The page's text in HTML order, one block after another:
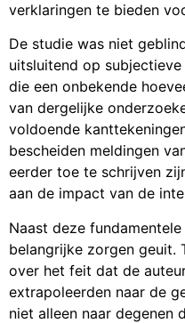
verklaringen te bieden
De studie was niet
uitsluitend op
die een onbekende
van dergelijke
voldoende
bescheiden meldingen
eerder toe te schrijven
aan de impact van de
Naast deze
belangrijke zorgen geuit.
over het feit dat de
extrapoleerden naar de
niet alleen naar degenen